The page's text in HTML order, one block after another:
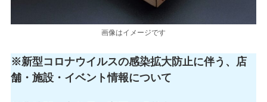
画像はイメージです
※新型コロナウイルスの感染拡大防止に伴う、店
舗・施設・イベント情報について